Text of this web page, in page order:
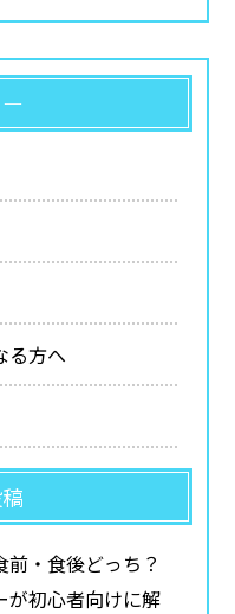
る方へ
・食後どっち？
が初心者向けに解